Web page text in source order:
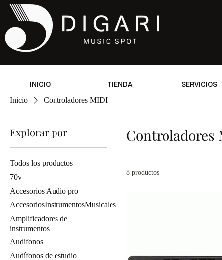
INICIO TIENDA SERVICIOS
Inicio Controladores MIDI
Explorar por
Todos los productos
70v
Accesorios Audio pro
AccesoriosInstrumentosMusicales
Amplificadores de
instrumentos
Audifonos
Audífonos de estudio
Controladores
8 productos